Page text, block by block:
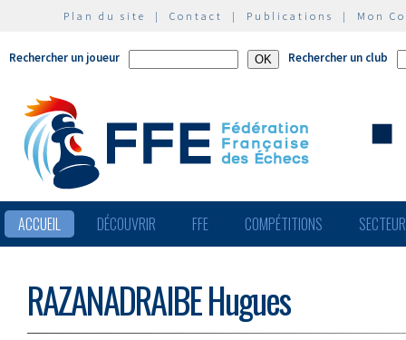
Plan du site | Contact | Publications | Mon
Rechercher un joueur Rechercher un club
ACCUEIL DÉCOUVRIR FFE COMPÉTITIONS
RAZANADRAIBE Hugues